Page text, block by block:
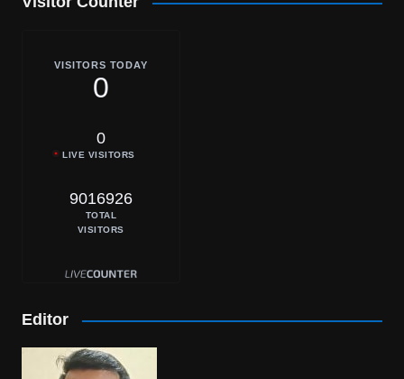
VISITORS TODAY
0
0
LIVE VISITORS
9016926
TOTAL
VISITORS
Editor